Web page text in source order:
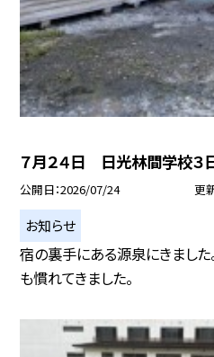
７月２４日 日光林間学校
公開日 2026/07/24 更
お知らせ
宿の裏手にある源泉にきまし
も慣れてきました。